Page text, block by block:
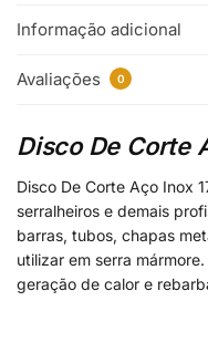
Informação adicional
Avaliações 0
Disco De Corte
Disco De Corte Aço Inox
serralheiros e demais
barras, tubos, chapas
utilizar em serra
geração de calor e